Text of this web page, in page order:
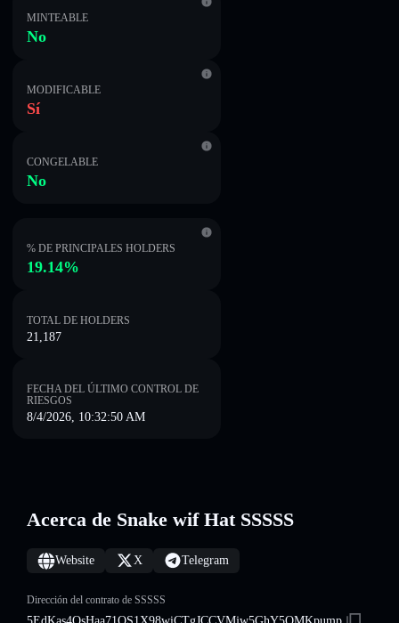
MINTEABLE
No
MODIFICABLE
Sí
CONGELABLE
No
% DE PRINCIPALES HOLDERS
19.14%
TOTAL DE HOLDERS
21,187
FECHA DEL ÚLTIMO CONTROL DE
RIESGOS
8/4/2026, 10:32:50 AM
Acerca de Snake wif Hat SSSSS
Website X Telegram
Dirección del contrato de SSSSS